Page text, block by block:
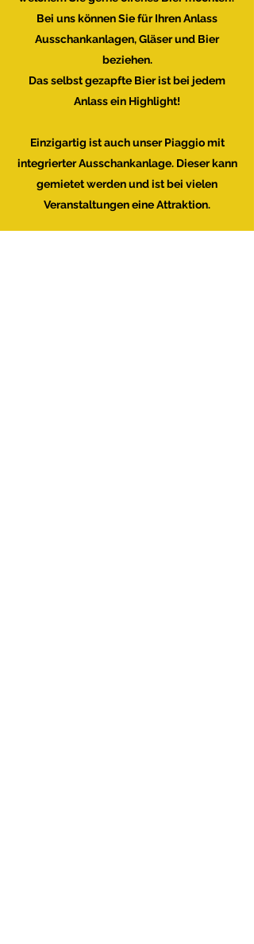
Bei uns können Sie für Ihren Anlass
Ausschankanlagen, Gläser und Bier
beziehen.
Das selbst gezapfte Bier ist bei jedem
Anlass ein Highlight!
Einzigartig ist auch unser Piaggio mit
integrierter Ausschankanlage. Dieser kann
gemietet werden und ist bei vielen
Veranstaltungen eine Attraktion.